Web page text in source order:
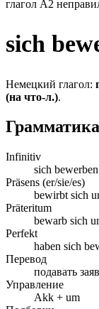
глагол A2
sich
Немецкий глагол:
(на что-л.).
Грамматика
Infinitiv
sich
Präsens (er/sie/es)
bewirbt sich
Präteritum
bewarb sich
Perfekt
haben sich
Перевод
подавать
Управление
Akk + um